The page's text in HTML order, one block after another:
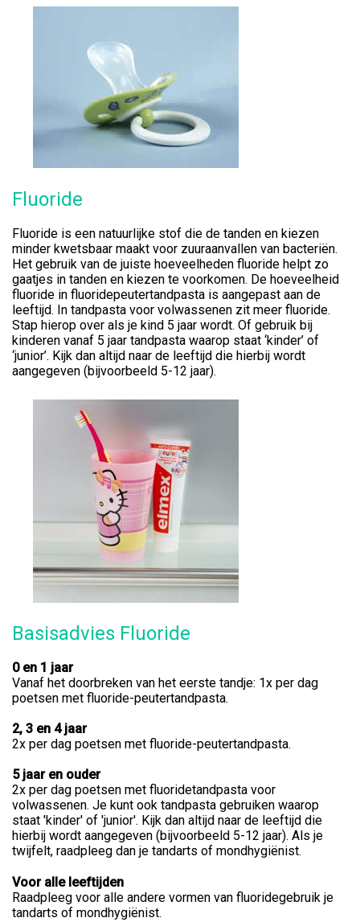
Fluoride
Fluoride is een natuurlijke stof die de tanden en kiezen
minder kwetsbaar maakt voor zuuraanvallen van bacteriën.
Het gebruik van de juiste hoeveelheden fluoride helpt zo
gaatjes in tanden en kiezen te voorkomen. De hoeveelheid
fluoride in fluoridepeutertandpasta is aangepast aan de
leeftijd. In tandpasta voor volwassenen zit meer fluoride.
Stap hierop over als je kind 5 jaar wordt. Of gebruik bij
kinderen vanaf 5 jaar tandpasta waarop staat ‘kinder’ of
‘junior’. Kijk dan altijd naar de leeftijd die hierbij wordt
aangegeven (bijvoorbeeld 5-12 jaar).
Basisadvies Fluoride
0 en 1 jaar
Vanaf het doorbreken van het eerste tandje: 1x per dag
poetsen met fluoride-peutertandpasta.
2, 3 en 4 jaar
2x per dag poetsen met fluoride-peutertandpasta.
5 jaar en ouder
2x per dag poetsen met fluoridetandpasta voor
volwassenen. Je kunt ook tandpasta gebruiken waarop
staat 'kinder' of 'junior'. Kijk dan altijd naar de leeftijd die
hierbij wordt aangegeven (bijvoorbeeld 5-12 jaar). Als je
twijfelt, raadpleeg dan je tandarts of mondhygiënist.
Voor alle leeftijden
Raadpleeg voor alle andere vormen van fluoridegebruik je
tandarts of mondhygiënist.